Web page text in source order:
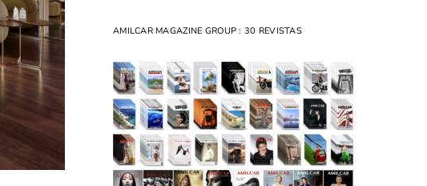
AMILCAR MAGAZINE GROUP : 30 REVISTAS